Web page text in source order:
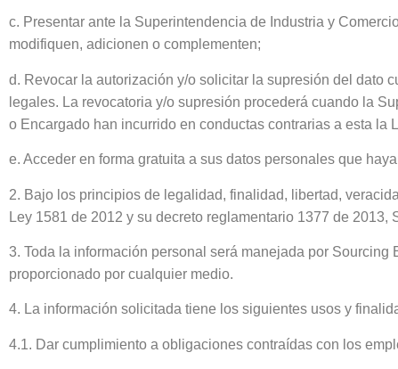
c. Presentar ante la Superintendencia de Industria y
modifiquen, adicionen o complementen;
d. Revocar la autorización y/o solicitar la supresión del dato
legales. La revocatoria y/o supresión procederá cuando la
o Encargado han incurrido en conductas contrarias a esta la
e. Acceder en forma gratuita a sus datos personales que
2. Bajo los principios de legalidad, finalidad, libertad,
Ley 1581 de 2012 y su decreto reglamentario 1377 de
3. Toda la información personal será manejada por
proporcionado por cualquier medio.
4. La información solicitada tiene los siguientes usos y
4.1. Dar cumplimiento a obligaciones contraídas con los